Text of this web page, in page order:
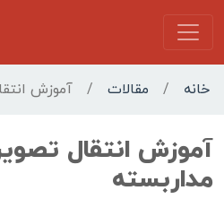
خانه / مقالات / آموزش
آموزش انتقال
مداربسته